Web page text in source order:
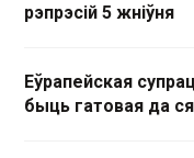
рэпрэсій 5 жніўня
Еўрапейская
быць гатовая да